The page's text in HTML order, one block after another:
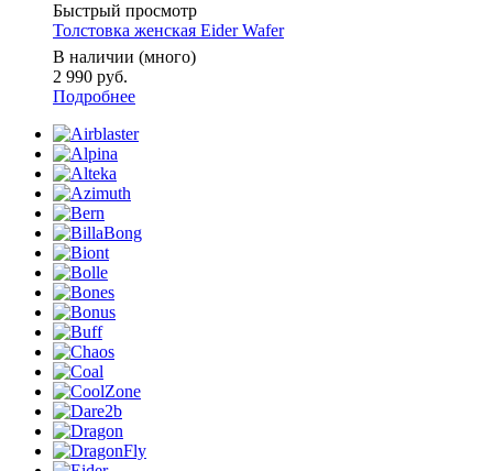
Быстрый просмотр
Толстовка женская Eider Wafer
В наличии (много)
2 990 руб.
Подробнее